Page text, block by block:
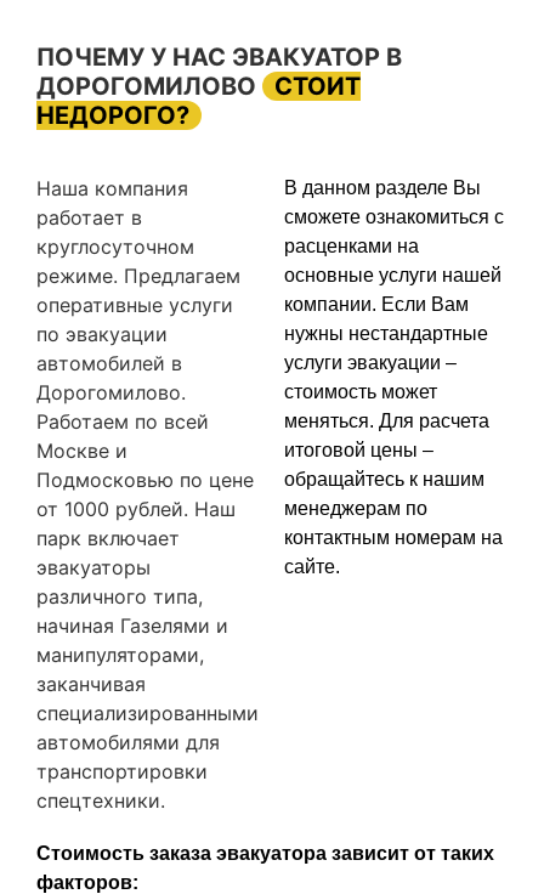
ПОЧЕМУ У НАС ЭВАКУАТОР В
ДОРОГОМИЛОВО
СТОИТ
НЕДОРОГО?
Наша компания
работает в
круглосуточном
режиме. Предлагаем
оперативные услуги
по эвакуации
автомобилей в
Дорогомилово.
Работаем по всей
Москве и
Подмосковью по цене
от 1000 рублей. Наш
парк включает
эвакуаторы
различного типа,
начиная Газелями и
манипуляторами,
заканчивая
специализированными
автомобилями для
транспортировки
спецтехники.
В данном разделе Вы
сможете ознакомиться с
расценками на
основные услуги нашей
компании. Если Вам
нужны нестандартные
услуги эвакуации –
стоимость может
меняться. Для расчета
итоговой цены –
обращайтесь к нашим
менеджерам по
контактным номерам на
сайте.
Стоимость заказа эвакуатора зависит от таких
факторов: